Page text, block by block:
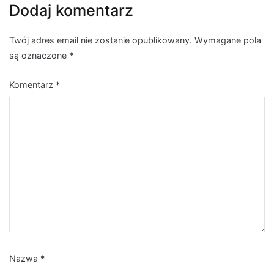
Dodaj komentarz
Twój adres email nie zostanie opublikowany. Wymagane pola
są oznaczone *
Komentarz *
Nazwa *